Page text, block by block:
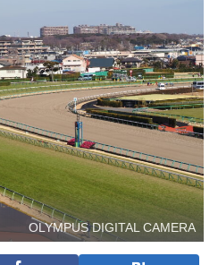
OLYMPUS DIGITAL CAMERA